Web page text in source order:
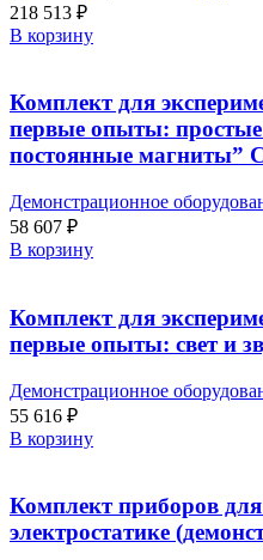
218 513 ₽
В корзину
Комплект для
первые опыты:
постоянные магниты”
Демонстрационное
58 607 ₽
В корзину
Комплект для
первые опыты: свет и
Демонстрационное
55 616 ₽
В корзину
Комплект приборов
электростатике